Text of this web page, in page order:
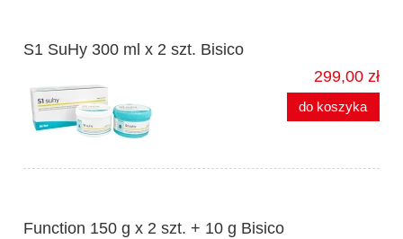
S1 SuHy 300 ml x 2 szt. Bisico
299,00 zł
do koszyka
Function 150 g x 2 szt. + 10 g Bisico